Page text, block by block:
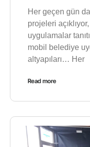
Her geçen gün
projeleri
uygulamalar
mobil belediye
altyapıları… Her
Read more